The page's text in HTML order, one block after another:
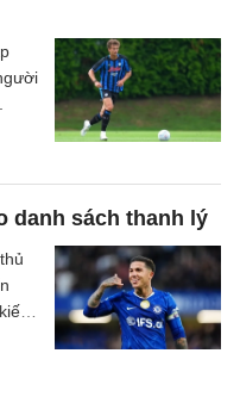
danh sách thanh lý